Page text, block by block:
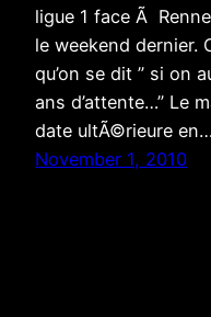
ligue 1 face Ã
le weekend dernier.
qu’on se dit ” si on
ans d’attente…” Le
date ultÃ©rieure en…
November 1, 2010